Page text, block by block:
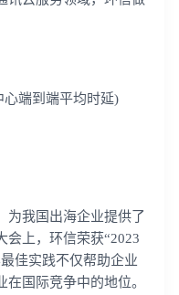
端到端平均时延)
为我国出海企业提供了
会上，环信荣获“2023
佳实践不仅帮助企业
国际竞争中的地位。